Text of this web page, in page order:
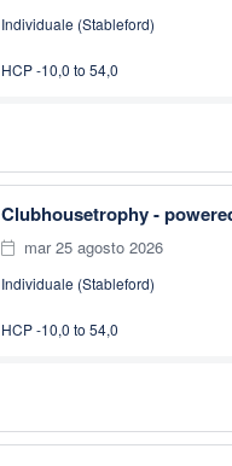
Individuale (Stableford)
HCP -10,0 to 54,0
Clubhousetrophy -
mar 25 agosto 2026
Individuale (Stableford)
HCP -10,0 to 54,0